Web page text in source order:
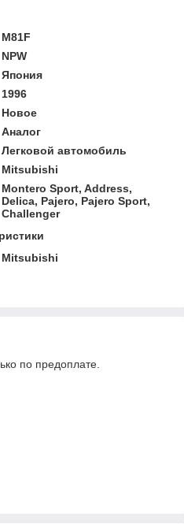
M81F
NPW
Япония
1996
Новое
Аналог
Легковой автомобиль
Mitsubishi
Montero Sport, Address,
Delica, Pajero, Pajero Sport,
Challenger
Mitsubishi
по предоплате.